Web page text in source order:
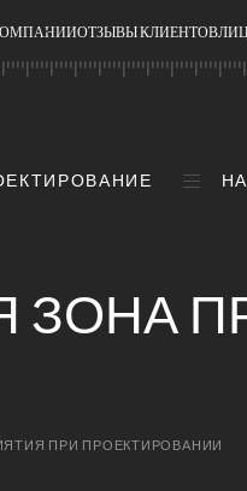
ОТЗЫВЫ КЛИЕНТОВ
ПРИ ПРОЕКТИРОВАНИИ